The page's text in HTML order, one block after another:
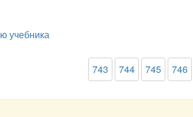
учебника
743 744 745 746